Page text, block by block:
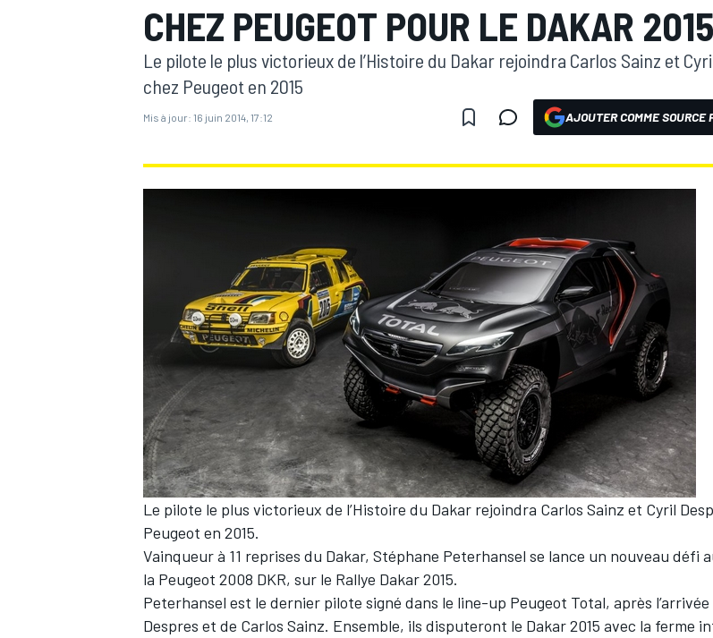
WRC
CHEZ PEUGEOT POUR LE DAKAR
Le pilote le plus victorieux de l’Histoire du Dakar rejoindra Carlos Sainz et
chez Peugeot en 2015
Mis à jour: 16 juin 2014, 17:12 AJOUTER COMME SOURCE
Le pilote le plus victorieux de l’Histoire du Dakar rejoindra Carlos Sainz et Cyril
Peugeot en 2015.
Vainqueur à 11 reprises du Dakar, Stéphane Peterhansel se lance un nouveau défi
la Peugeot 2008 DKR, sur le Rallye Dakar 2015.
Peterhansel est le dernier pilote signé dans le line-up Peugeot Total, après l’arrivée
Despres et de Carlos Sainz. Ensemble, ils disputeront le Dakar 2015 avec la ferme